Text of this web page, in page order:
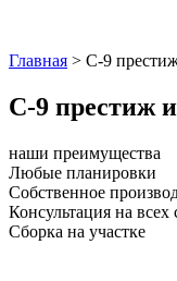
Главная > С-9
С-9 престиж
наши преимущества
Любые планировки
Собственное
Консультация на всех
Сборка на участке